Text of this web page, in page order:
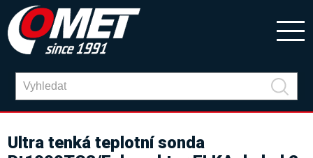
Ultra tenká teplotní sonda